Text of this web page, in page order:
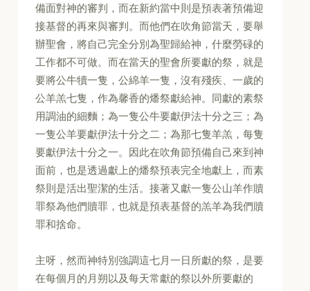
備面對神的審判，而在新約當中則是預表著預備迎
接基督的再來與審判。而他們在吹角節當天，要舉
辦聖會，將自己完全分別為聖歸給神，什麼勞碌的
工作都不可做。而在當天的聖會所要獻的祭，就是
要將公牛犢一隻，公綿羊一隻，沒有殘疾、一歲的
公羊羔七隻，作為馨香的燔祭獻給神。同獻的素祭
用調油的細麵；為一隻公牛要獻伊法十分之三；為
一隻公羊要獻伊法十分之二；為那七隻羊羔，每隻
要獻伊法十分之一。因此在吹角節預備自己來到神
面前，也是透過獻上的燔祭預表完全地獻上，而素
祭則是活出聖潔的生活。接著又獻一隻公山羊作贖
罪祭為他們贖罪，也就是預表基督的羔羊為我們贖
罪和捨命。
主呀，然而神特別強調這七月一日所獻的祭，是要
在每個月的月朔以及每天常獻的祭以外所要獻的